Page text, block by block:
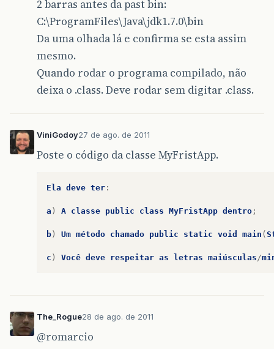
2 barras antes da past bin:
C:\ProgramFiles\Java\jdk1.7.0\bin
Da uma olhada lá e confirma se esta assim
mesmo.
Quando rodar o programa compilado, não
deixa o .class. Deve rodar sem digitar .class.
ViniGodoy27 de ago. de 2011
Poste o código da classe MyFristApp.
Ela deve ter :
a ) A classe public class MyFristApp dentro ;
b ) Um método chamado public static void main (
c ) Você deve respeitar as letras maiúsculas /
The_Rogue28 de ago. de 2011
@romarcio